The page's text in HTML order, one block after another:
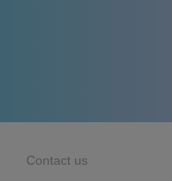
Contact us